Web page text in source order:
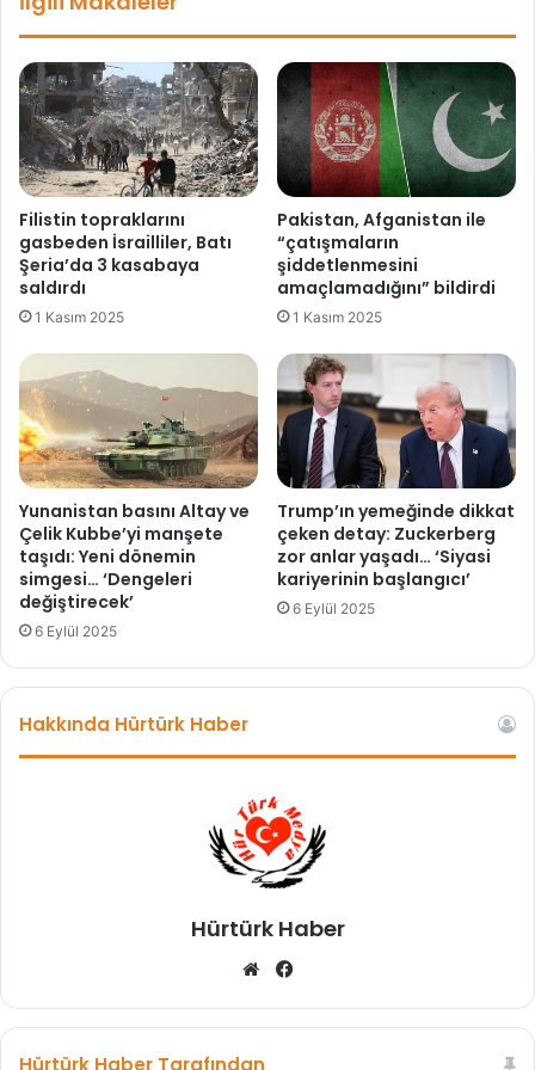
f
t
a
r
i
g
e
e
l
i
h
r
ü
r
l
ü
y
a
r
d
ı
m
ı
l
a
ı
z
Filistin topraklarını
gasbeden İsrailliler, Batı
Şeria’da 3 kasabaya
saldırdı
1 Kasım 2025
Pakistan, Afganistan ile
“çatışmaların
şiddetlenmesini
amaçlamadığını” bildirdi
1 Kasım 2025
Yunanistan basını Altay ve
Çelik Kubbe’yi manşete
taşıdı: Yeni dönemin
simgesi… ‘Dengeleri
değiştirecek’
6 Eylül 2025
Trump’ın yemeğinde dikkat
çeken detay: Zuckerberg
zor anlar yaşadı… ‘Siyasi
kariyerinin başlangıcı’
6 Eylül 2025
Hakkında Hürtürk Haber
Hürtürk Haber
We
sit bo
Hürtürk Haber Tarafından